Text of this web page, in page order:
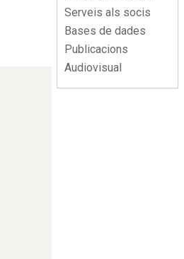
lateral
Serveis als socis
Bases de dades
Publicacions
Audiovisual